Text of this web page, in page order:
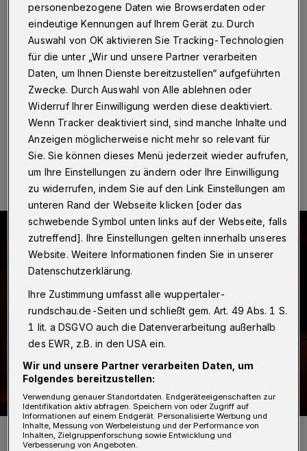
Wuppertal·Unbekannte sind am Freitag (23.
Dezember 2022) in zwei Wohnungen eines
Mehrfamilienhauses an der Düsseldorfer Straße
eingebrochen. Die Täter hebelten die Türen auf. Aus
einer Wohnung wurde Bargeld gestohlen.
27.12.2022 , 14:49 Uhr Eine Minute Lesezeit
Symbolbild.
Foto: Polizei/Jochen Tack
personenbezogene Daten wie Browserdaten oder
eindeutige Kennungen auf Ihrem Gerät zu. Durch
Auswahl von OK aktivieren Sie Tracking-Technologien
für die unter „Wir und unsere Partner verarbeiten
Daten, um Ihnen Dienste bereitzustellen“ aufgeführten
Zwecke. Durch Auswahl von Alle ablehnen oder
Widerruf Ihrer Einwilligung werden diese deaktiviert.
Wenn Tracker deaktiviert sind, sind manche Inhalte und
Anzeigen möglicherweise nicht mehr so relevant für
Sie. Sie können dieses Menü jederzeit wieder aufrufen,
um Ihre Einstellungen zu ändern oder Ihre Einwilligung
zu widerrufen, indem Sie auf den Link Einstellungen am
unteren Rand der Webseite klicken [oder das
schwebende Symbol unten links auf der Webseite, falls
zutreffend]. Ihre Einstellungen gelten innerhalb unseres
Website. Weitere Informationen finden Sie in unserer
Datenschutzerklärung.
Ihre Zustimmung umfasst alle wuppertaler-
rundschau.de-Seiten und schließt gem. Art. 49 Abs. 1 S.
1 lit. a DSGVO auch die Datenverarbeitung außerhalb
des EWR, z.B. in den USA ein.
Wir und unsere Partner verarbeiten Daten, um
Folgendes bereitzustellen:
Verwendung genauer Standortdaten. Endgeräteeigenschaften zur
Identifikation aktiv abfragen. Speichern von oder Zugriff auf
Informationen auf einem Endgerät. Personalisierte Werbung und
Inhalte, Messung von Werbeleistung und der Performance von
Inhalten, Zielgruppenforschung sowie Entwicklung und
Verbesserung von Angeboten.